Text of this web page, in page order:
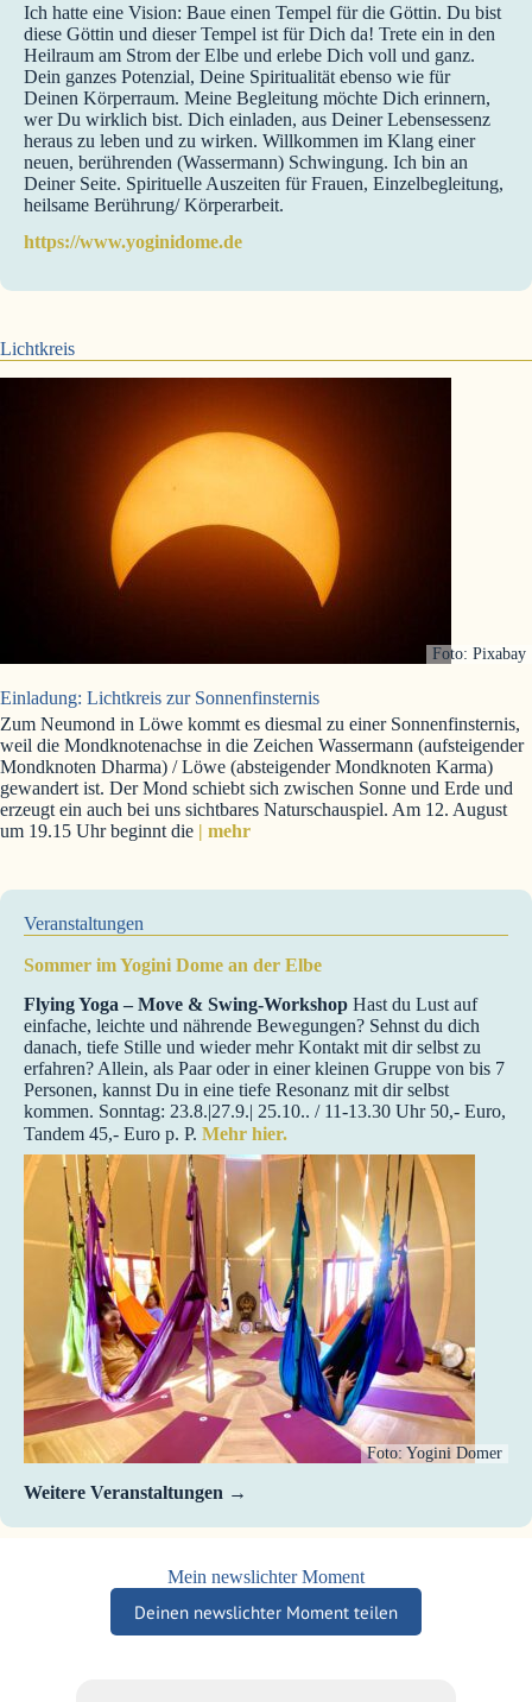
Ich hatte eine Vision: Baue einen Tempel für die Göttin. Du bist
diese Göttin und dieser Tempel ist für Dich da! Trete ein in den
Heilraum am Strom der Elbe und erlebe Dich voll und ganz.
Dein ganzes Potenzial, Deine Spiritualität ebenso wie für
Deinen Körperraum. Meine Begleitung möchte Dich erinnern,
wer Du wirklich bist. Dich einladen, aus Deiner Lebensessenz
heraus zu leben und zu wirken. Willkommen im Klang einer
neuen, berührenden (Wassermann) Schwingung. Ich bin an
Deiner Seite. Spirituelle Auszeiten für Frauen, Einzelbegleitung,
heilsame Berührung/ Körperarbeit.
https://www.yoginidome.de
Lichtkreis
Foto: Pixabay
Einladung: Lichtkreis zur Sonnenfinsternis
Zum Neumond in Löwe kommt es diesmal zu einer Sonnenfinsternis,
weil die Mondknotenachse in die Zeichen Wassermann (aufsteigender
Mondknoten Dharma) / Löwe (absteigender Mondknoten Karma)
gewandert ist. Der Mond schiebt sich zwischen Sonne und Erde und
erzeugt ein auch bei uns sichtbares Naturschauspiel. Am 12. August
um 19.15 Uhr beginnt die
| mehr
Veranstaltungen
Sommer im Yogini Dome an der Elbe
Flying Yoga – Move & Swing-Workshop Hast du Lust auf
einfache, leichte und nährende Bewegungen? Sehnst du dich
danach, tiefe Stille und wieder mehr Kontakt mit dir selbst zu
erfahren? Allein, als Paar oder in einer kleinen Gruppe von bis 7
Personen, kannst Du in eine tiefe Resonanz mit dir selbst
kommen. Sonntag: 23.8.|27.9.| 25.10.. / 11-13.30 Uhr 50,- Euro,
Tandem 45,- Euro p. P. Mehr hier.
Foto: Yogini Domer
Weitere Veranstaltungen
Mein newslichter Moment
Deinen newslichter Moment teilen